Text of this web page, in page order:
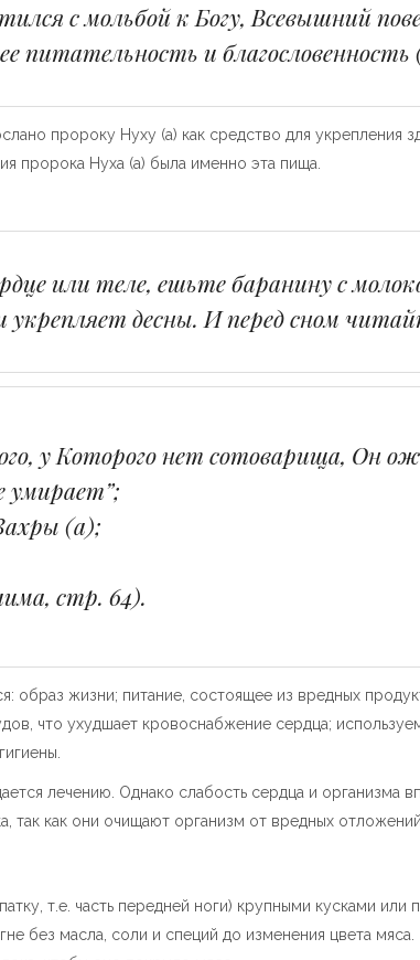
с мольбой к Богу, Всевышний
питательность и
пророку Нуху (а) как средство для укрепления
пророка Нуха (а) была именно эта пища.
или теле, ешьте баранину с
укрепляет десны. И перед сном
у Которого нет сотоварища, Он
(а);
стр. 64).
образ жизни; питание, состоящее из вредных
что ухудшает кровоснабжение сердца;
лечению. Однако слабость сердца и организма
как они очищают организм от вредных
т.е. часть передней ноги) крупными кусками или
без масла, соли и специй до изменения цвета мяса.